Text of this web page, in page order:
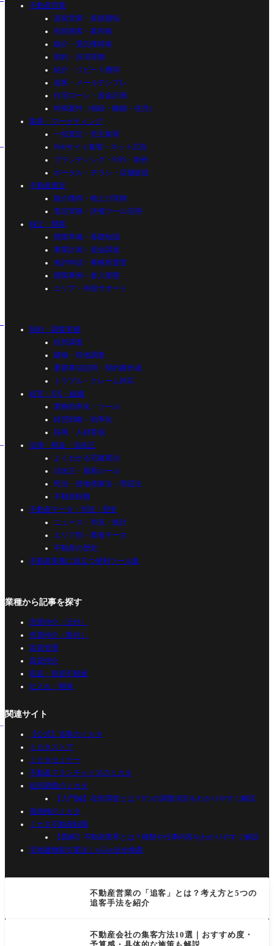
不動産営業
源泉営業・新規開拓
初回接客・案内術
媒介・受託獲得術
契約・決済実務
紹介・リピート獲得
追客・メールテンプレ
住宅ローン・資金計画
特殊案件（相続・離婚・任売）
集客・マーケティング
一括査定・売主集客
Webサイト集客・ネット広告
ブランディング・SNS・制作
ポータル・チラシ・店舗販促
不動産査定
媒介獲得・物上げ実務
査定実務・評価ツール活用
独立・開業
開業準備・基礎知識
事業計画・資金調達
免許申請・事務所運営
開業事例・参入形態
エリア・外部サポート
契約・調査実務
役所調査
建物・現地調査
重要事項説明・契約書作成
トラブル・クレーム対応
経営・DX・組織
業務効率化・ツール
経営戦略・効率化
採用・人材育成
法律・税金・法改正
よくわかる宅建業法
法改正・最新ルール
民法・借地借家法・周辺法
不動産税務
不動産データ・市況・歴史
ニュース・市況・統計
エリア別・業者データ
不動産の歴史
不動産実務に役立つ便利ツール集
業種から記事を探す
売買仲介（元付）
売買仲介（客付）
賃貸管理
賃貸仲介
収益・投資不動産
仕入れ・開発
関連サイト
【公式】追客のミカタ
ミカタストア
ミカタセミナー
不動産フランチャイズのミカタ
役所調査のミカタ
【入門編】役所調査とは？8つの調査項目をわかりやすく解説
借地権のミカタ
ミカタ不動産転職
【図解】不動産業界とは？種類や仕事内容をわかりやすく解説
宅地建物取引業法｜e-Gov法令検索
不動産営業の「追客」とは？考え方と5つの
追客手法を紹介
不動産会社の集客方法10選｜おすすめ度・